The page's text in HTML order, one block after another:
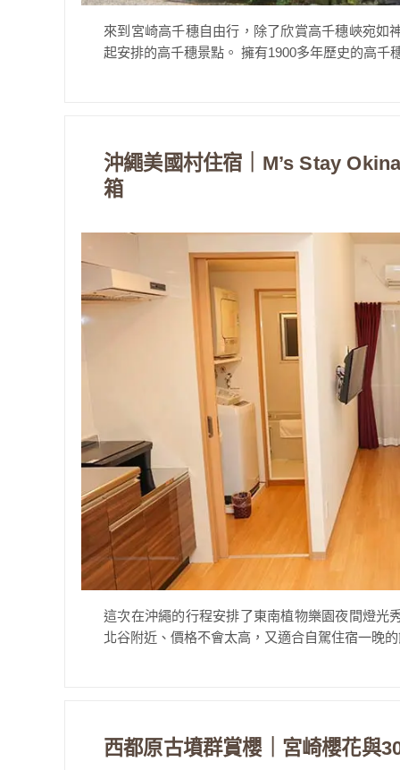
來到宮崎高千穗自由行，除了欣賞高千穗峽宛如
起安排的高千穗景點。 擁有1900多年歷史的高千
沖繩美國村住宿｜M’s Stay
箱
這次在沖繩的行程安排了東南植物樂園夜間燈光
北谷附近、價格不會太高，又適合自駕住宿一晚
西都原古墳群賞櫻｜宮崎櫻花與